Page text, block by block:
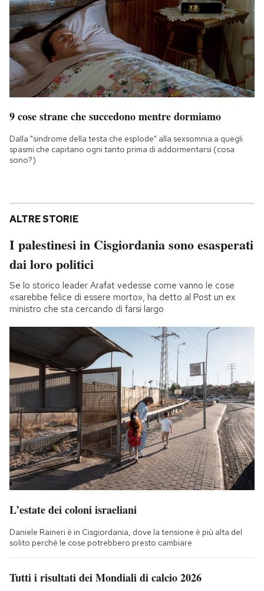
9 cose strane che succedono mentre dormiamo
Dalla "sindrome della testa che esplode" alla sexsomnia a quegli
spasmi che capitano ogni tanto prima di addormentarsi (cosa
sono?)
ALTRE STORIE
I palestinesi in Cisgiordania sono esasperati
dai loro politici
Se lo storico leader Arafat vedesse come vanno le cose
«sarebbe felice di essere morto», ha detto al Post un ex
ministro che sta cercando di farsi largo
L’estate dei coloni israeliani
Daniele Raineri è in Cisgiordania, dove la tensione è più alta del
solito perché le cose potrebbero presto cambiare
Tutti i risultati dei Mondiali di calcio 2026